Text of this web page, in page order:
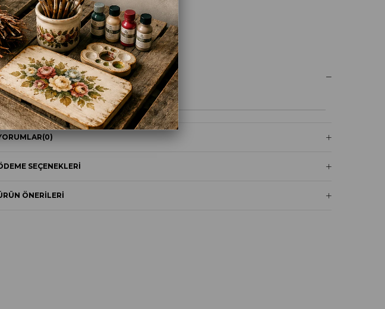
TAVSIYE ET YORUM YAZ
ÖZELLIKLERI
NEW SERİ XL 149
(0)
SEÇENEKLERI
ÖNERILERI